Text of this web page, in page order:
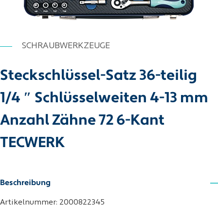
SCHRAUBWERKZEUGE
Steckschlüssel-Satz 36-teilig
1/4 ″ Schlüsselweiten 4-13 mm
Anzahl Zähne 72 6-Kant
TECWERK
Beschreibung
Artikelnummer: 2000822345